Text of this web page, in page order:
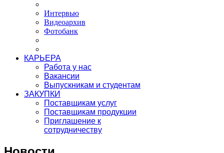
Интервью
Видеоархив
Фотобанк
КАРЬЕРА
Работа у нас
Вакансии
Выпускникам и студентам
ЗАКУПКИ
Поставщикам услуг
Поставщикам продукции
Приглашение к
сотрудничеству